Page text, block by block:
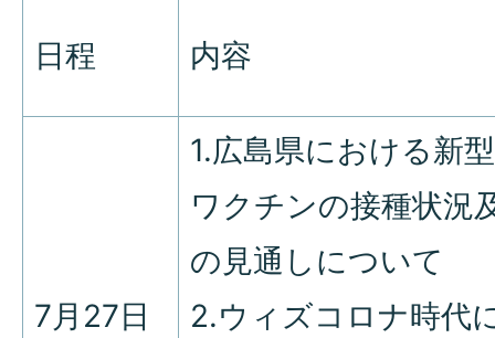
日程 内容
7月27日
1.広島県における新
ワクチンの接種状況
の見通しについて
2.ウィズコロナ時代